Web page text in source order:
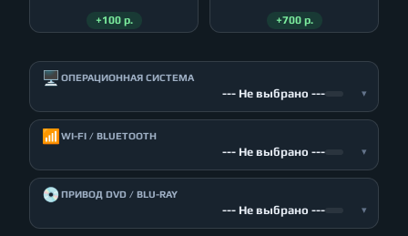
+100 р. +700 р.
🖥️ ОПЕРАЦИОННАЯ СИСТЕМА
--- Не выбрано --- ▾
📶 WI-FI / BLUETOOTH
--- Не выбрано --- ▾
💿ПРИВОД DVD / BLU-RAY
--- Не выбрано --- ▾